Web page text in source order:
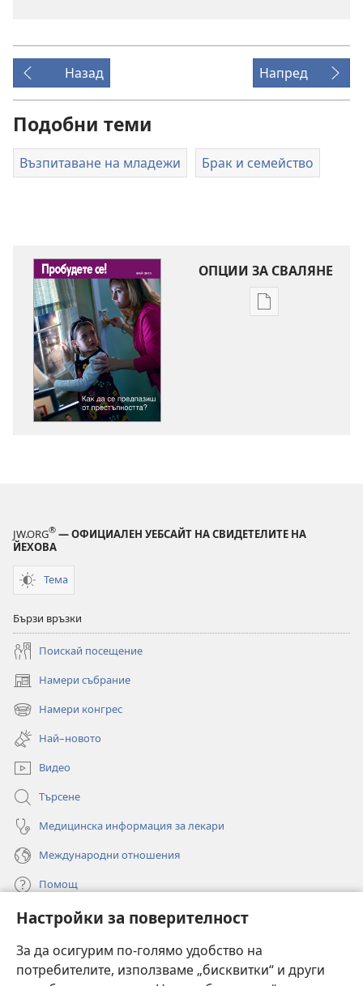
Настройки за поверителност
За да осигурим по-голямо удобство на
потребителите, използваме „бисквитки“ и други
Назад Напред
Подобни теми
Възпитаване на младежи Брак и семейство
ОПЦИИ ЗА СВАЛЯНЕ
Опции
JW.ORG® — ОФИЦИАЛЕН УЕБСАЙТ НА СВИДЕТЕЛИТЕ НА
ЙЕХОВА
Тема
Бързи връзки
Поискай посещение
Намери събрание
(отваря
нов
прозорец)
Намери конгрес
(отваря
нов
прозорец)
Най–новото
Видео
Търсене
Медицинска информация за лекари
Международни отношения
Помощ
Дарения
нов
прозорец)ОНЛАЙН БИБЛИОТЕКА „Стражева кула“
(отваря